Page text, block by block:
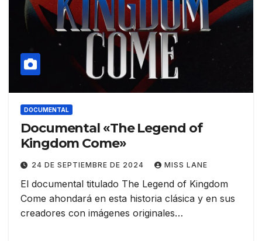
DOCUMENTAL
Documental «The Legend of
Kingdom Come»
24 DE SEPTIEMBRE DE 2024 MISS LANE
El documental titulado The Legend of Kingdom
Come ahondará en esta historia clásica y en sus
creadores con imágenes originales…